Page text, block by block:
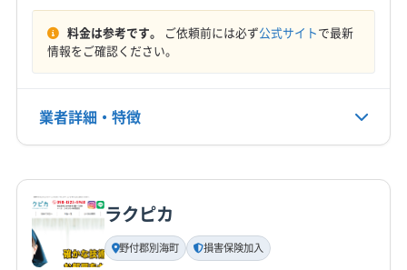
料金は参考です。 ご依頼前には必ず公式サイトで最新
情報をご確認ください。
業者詳細・特徴
基本情報
代表者名
工藤
ラクピカ
野付郡別海町 損害保険加入